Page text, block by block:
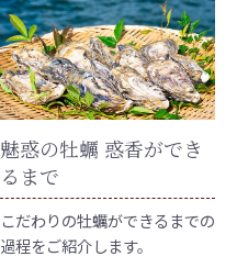
魅惑の牡蠣 惑香ができ
るまで
こだわりの牡蠣ができるまでの
過程をご紹介します。